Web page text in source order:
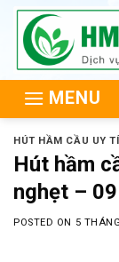
Skip
content
MENU
HÚT HẦM CẦU UY
Hút hầm
nghẹt –
POSTED ON 5